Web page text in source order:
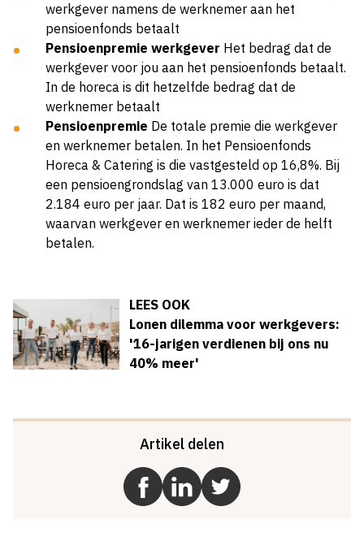
werkgever namens de werknemer aan het
pensioenfonds betaalt
Pensioenpremie werkgever Het bedrag dat de
werkgever voor jou aan het pensioenfonds betaalt.
In de horeca is dit hetzelfde bedrag dat de
werknemer betaalt
Pensioenpremie De totale premie die werkgever
en werknemer betalen. In het Pensioenfonds
Horeca & Catering is die vastgesteld op 16,8%. Bij
een pensioengrondslag van 13.000 euro is dat
2.184 euro per jaar. Dat is 182 euro per maand,
waarvan werkgever en werknemer ieder de helft
betalen.
LEES OOK
Lonen dilemma voor werkgevers:
'16-jarigen verdienen bij ons nu
40% meer'
Artikel delen